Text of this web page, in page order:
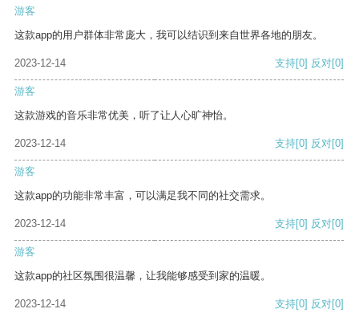
游客
这款app的用户群体非常庞大，我可以结识到来自世界各地的朋友。
2023-12-14 支持[0] 反对[0]
游客
这款游戏的音乐非常优美，听了让人心旷神怡。
2023-12-14 支持[0] 反对[0]
游客
这款app的功能非常丰富，可以满足我不同的社交需求。
2023-12-14 支持[0] 反对[0]
游客
这款app的社区氛围很温馨，让我能够感受到家的温暖。
2023-12-14 支持[0] 反对[0]